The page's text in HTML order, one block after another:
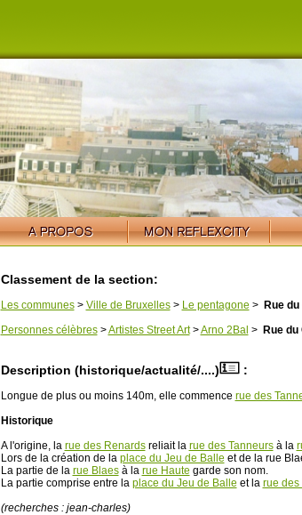
Classement de la section:
Les communes> Ville de Bruxelles> Le pentagone >
Rue
Personnes célèbres>Artistes Street Art>Arno 2Bal > Rue du
Description (historique/actualité/....) :
Longue de plus ou moins 140m, elle commence rue des
Historique
A l'origine, la rue des Renardsreliait la rue des Tanneursà la
Lors de la création de la place du Jeu de Balle et de la rue
La partie de la rue Blaesà la rue Haute garde son nom.
La partie comprise entre la place du Jeu de Balle et la rue des
(recherches : jean-charles)